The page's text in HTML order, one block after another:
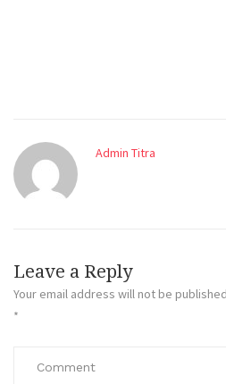
Admin Titra
Leave a Reply
Your email address will not be
*